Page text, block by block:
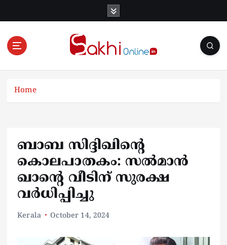
Online News Portal
Home
ബാബ സിദ്ദിഖിന്റെ
കൊലപാതകം: സല്‍മാന്‍
ഖാന്റെ വീടിന് സുരക്ഷ
വര്‍ധിപ്പിച്ചു
Kerala October 14, 2024